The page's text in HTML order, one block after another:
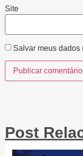
Site
Salvar meus dados
Post